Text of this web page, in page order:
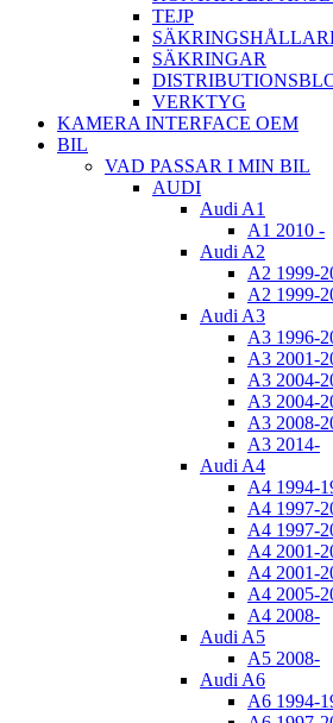
TEJP
SÄKRINGAR
VERKTYG
KAMERA INTERFACE OEM
BIL
VAD PASSAR I MIN BIL
AUDI
Audi A1
A1 2010 -
Audi A2
A2 1999-
A2 1999-
Audi A3
A3 1996-
A3 2001-
A3 2004-
A3 2004-
A3 2008-
A3 2014-
Audi A4
A4 1994-
A4 1997-
A4 1997-
A4 2001-
A4 2001-
A4 2005-
A4 2008-
Audi A5
A5 2008-
Audi A6
A6 1994-